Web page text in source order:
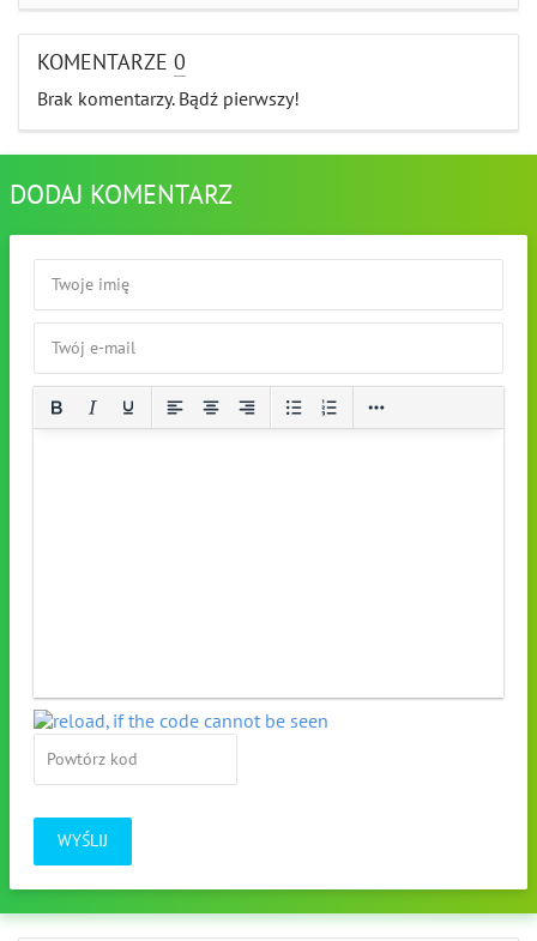
KOMENTARZE 0
Brak komentarzy. Bądź pierwszy!
DODAJ KOMENTARZ
WYŚLIJ